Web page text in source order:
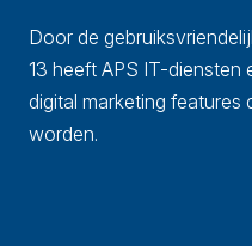
Door de
13 heeft APS IT-diensten
digital marketing features
worden.